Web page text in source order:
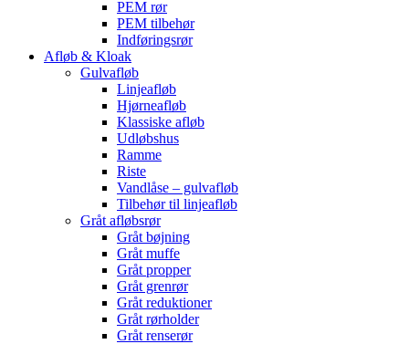
PEM rør
PEM tilbehør
Indføringsrør
Afløb & Kloak
Gulvafløb
Linjeafløb
Hjørneafløb
Klassiske afløb
Udløbshus
Ramme
Riste
Vandlåse – gulvafløb
Tilbehør til linjeafløb
Gråt afløbsrør
Gråt bøjning
Gråt muffe
Gråt propper
Gråt grenrør
Gråt reduktioner
Gråt rørholder
Gråt renserør